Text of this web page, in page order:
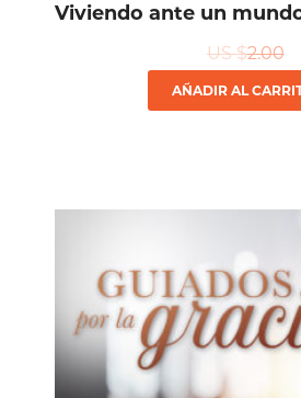
Viviendo ante un
US $2.00
AÑADIR AL